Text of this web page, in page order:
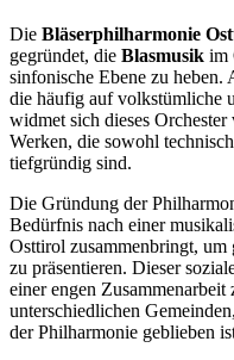
Die Bläserphilharmonie
gegründet, die Blasmusik im
sinfonische Ebene zu
die häufig auf volkstümliche
widmet sich dieses
Werken, die sowohl
tiefgründig sind.
Die Gründung der
Bedürfnis nach einer
Osttirol zusammenbringt, um
zu präsentieren. Dieser
einer engen
unterschiedlichen
der Philharmonie geblieben